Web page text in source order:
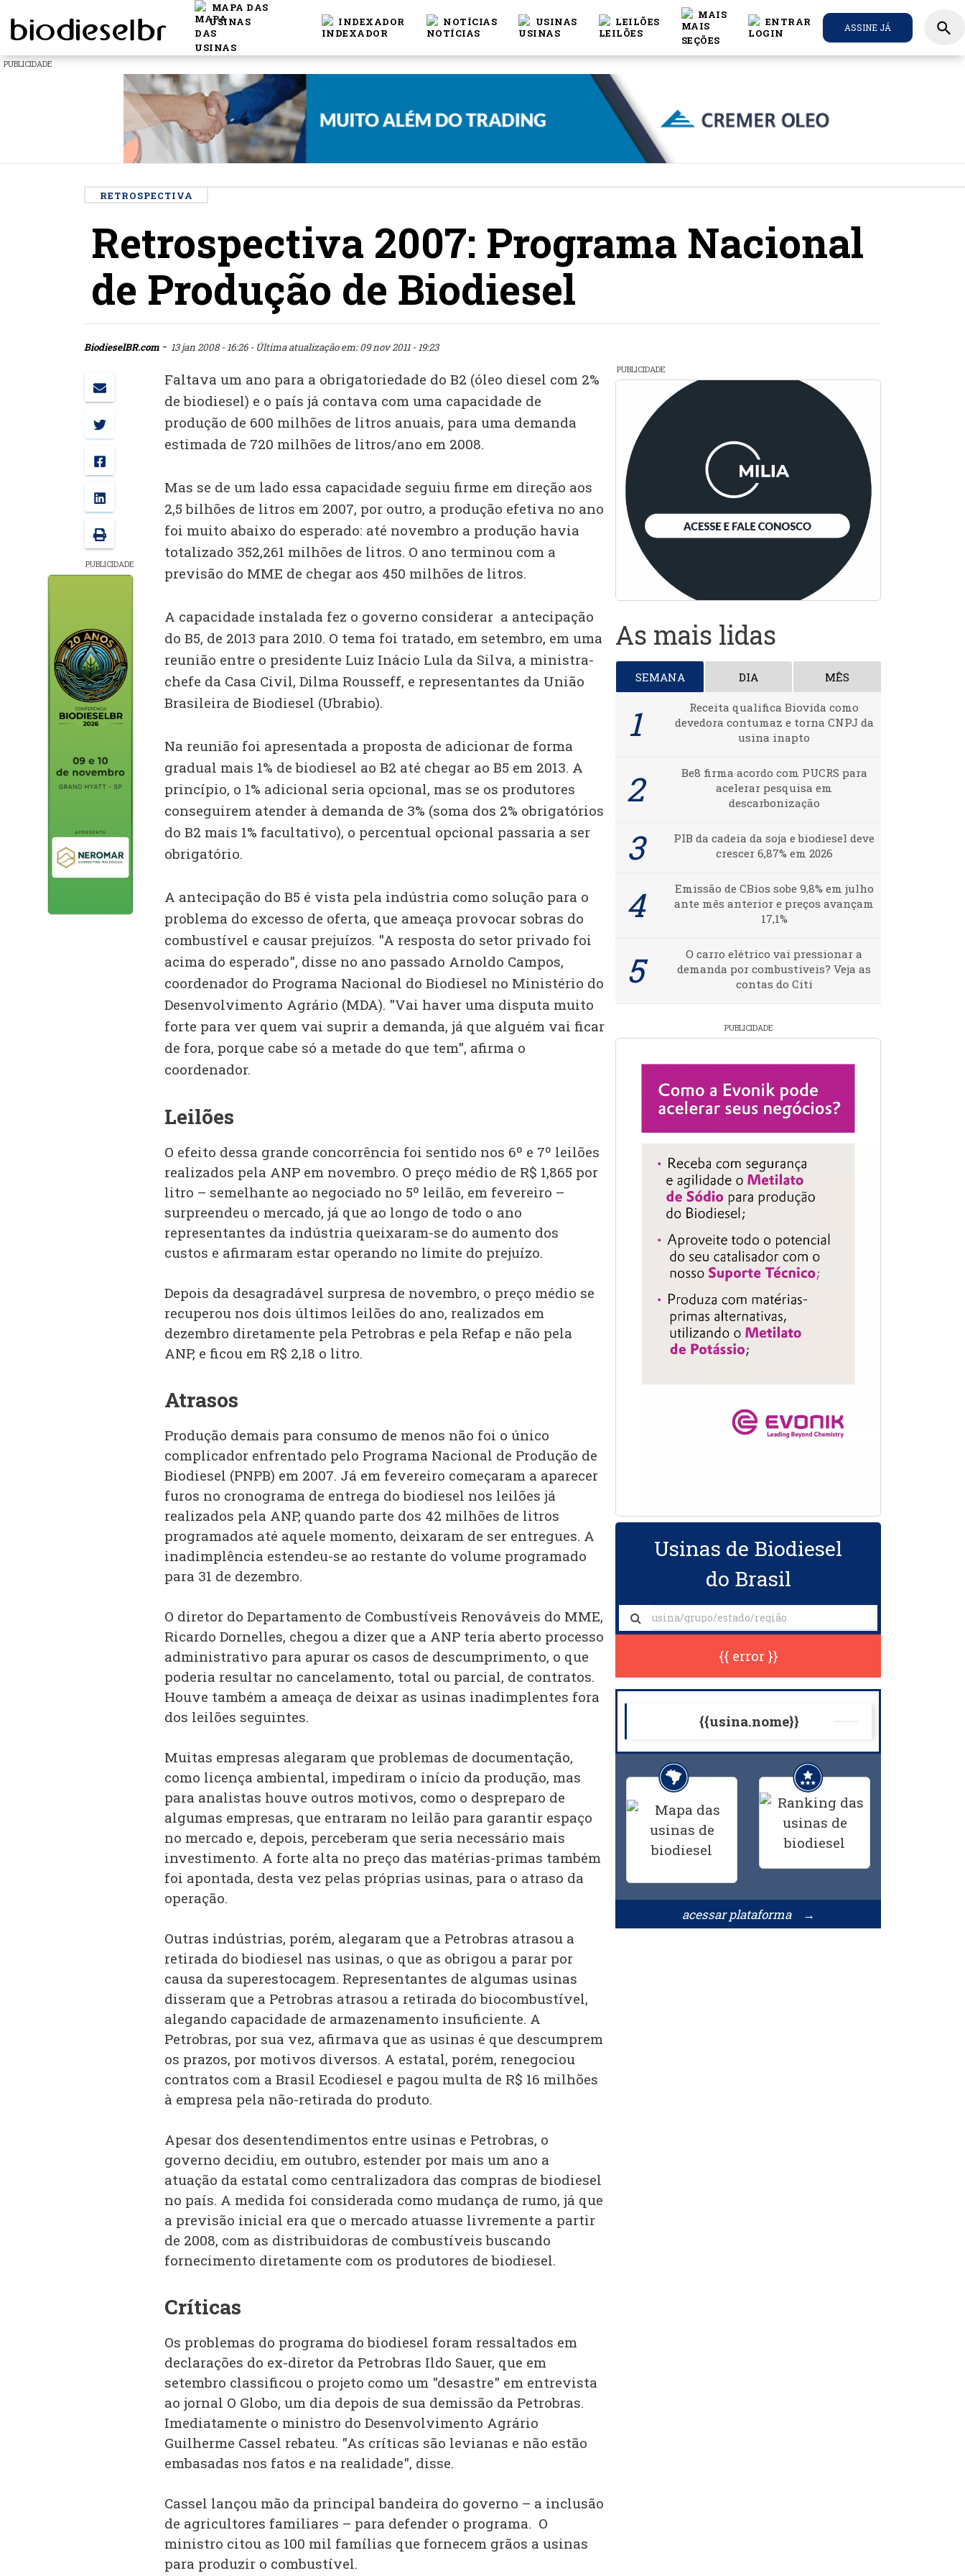
MAPA DAS
USINAS
INDEXADOR NOTÍCIAS USINAS LEILÕES
MAIS
ENTRAR ASSINE JÁ search
PUBLICIDADE
RETROSPECTIVA
Retrospectiva 2007: Programa Nacional
de Produção de Biodiesel
BiodieselBR.com- 13 jan 2008 - 16:26 - Última atualização em: 09 nov 2011 - 19:23
PUBLICIDADE
Faltava um ano para a obrigatoriedade do B2 (óleo diesel com 2%
de biodiesel) e o país já contava com uma capacidade de
produção de 600 milhões de litros anuais, para uma demanda
estimada de 720 milhões de litros/ano em 2008.
Mas se de um lado essa capacidade seguiu firme em direção aos
2,5 bilhões de litros em 2007, por outro, a produção efetiva no ano
foi muito abaixo do esperado: até novembro a produção havia
totalizado 352,261 milhões de litros. O ano terminou com a
previsão do MME de chegar aos 450 milhões de litros.
A capacidade instalada fez o governo considerar a antecipação
do B5, de 2013 para 2010. O tema foi tratado, em setembro, em uma
reunião entre o presidente Luiz Inácio Lula da Silva, a ministra-
chefe da Casa Civil, Dilma Rousseff, e representantes da União
Brasileira de Biodiesel (Ubrabio).
Na reunião foi apresentada a proposta de adicionar de forma
gradual mais 1% de biodiesel ao B2 até chegar ao B5 em 2013. A
princípio, o 1% adicional seria opcional, mas se os produtores
conseguirem atender à demanda de 3% (soma dos 2% obrigatórios
do B2 mais 1% facultativo), o percentual opcional passaria a ser
obrigatório.
A antecipação do B5 é vista pela indústria como solução para o
problema do excesso de oferta, que ameaça provocar sobras do
combustível e causar prejuízos. "A resposta do setor privado foi
acima do esperado", disse no ano passado Arnoldo Campos,
coordenador do Programa Nacional do Biodiesel no Ministério do
Desenvolvimento Agrário (MDA). "Vai haver uma disputa muito
forte para ver quem vai suprir a demanda, já que alguém vai ficar
de fora, porque cabe só a metade do que tem", afirma o
coordenador.
Leilões
O efeito dessa grande concorrência foi sentido nos 6º e 7º leilões
realizados pela ANP em novembro. O preço médio de R$ 1,865 por
litro – semelhante ao negociado no 5º leilão, em fevereiro –
surpreendeu o mercado, já que ao longo de todo o ano
representantes da indústria queixaram-se do aumento dos
custos e afirmaram estar operando no limite do prejuízo.
Depois da desagradável surpresa de novembro, o preço médio se
recuperou nos dois últimos leilões do ano, realizados em
dezembro diretamente pela Petrobras e pela Refap e não pela
ANP, e ficou em R$ 2,18 o litro.
Atrasos
Produção demais para consumo de menos não foi o único
complicador enfrentado pelo Programa Nacional de Produção de
Biodiesel (PNPB) em 2007. Já em fevereiro começaram a aparecer
furos no cronograma de entrega do biodiesel nos leilões já
realizados pela ANP, quando parte dos 42 milhões de litros
programados até aquele momento, deixaram de ser entregues. A
inadimplência estendeu-se ao restante do volume programado
para 31 de dezembro.
O diretor do Departamento de Combustíveis Renováveis do MME,
Ricardo Dornelles, chegou a dizer que a ANP teria aberto processo
administrativo para apurar os casos de descumprimento, o que
poderia resultar no cancelamento, total ou parcial, de contratos.
Houve também a ameaça de deixar as usinas inadimplentes fora
dos leilões seguintes.
Muitas empresas alegaram que problemas de documentação,
como licença ambiental, impediram o início da produção, mas
para analistas houve outros motivos, como o despreparo de
algumas empresas, que entraram no leilão para garantir espaço
no mercado e, depois, perceberam que seria necessário mais
investimento. A forte alta no preço das matérias-primas também
foi apontada, desta vez pelas próprias usinas, para o atraso da
operação.
Outras indústrias, porém, alegaram que a Petrobras atrasou a
retirada do biodiesel nas usinas, o que as obrigou a parar por
causa da superestocagem. Representantes de algumas usinas
disseram que a Petrobras atrasou a retirada do biocombustível,
alegando capacidade de armazenamento insuficiente. A
Petrobras, por sua vez, afirmava que as usinas é que descumprem
os prazos, por motivos diversos. A estatal, porém, renegociou
contratos com a Brasil Ecodiesel e pagou multa de R$ 16 milhões
à empresa pela não-retirada do produto.
Apesar dos desentendimentos entre usinas e Petrobras, o
governo decidiu, em outubro, estender por mais um ano a
atuação da estatal como centralizadora das compras de biodiesel
no país. A medida foi considerada como mudança de rumo, já que
a previsão inicial era que o mercado atuasse livremente a partir
de 2008, com as distribuidoras de combustíveis buscando
fornecimento diretamente com os produtores de biodiesel.
Críticas
Os problemas do programa do biodiesel foram ressaltados em
declarações do ex-diretor da Petrobras Ildo Sauer, que em
setembro classificou o projeto como um "desastre" em entrevista
ao jornal O Globo, um dia depois de sua demissão da Petrobras.
Imediatamente o ministro do Desenvolvimento Agrário
Guilherme Cassel rebateu. "As críticas são levianas e não estão
embasadas nos fatos e na realidade", disse.
Cassel lançou mão da principal bandeira do governo – a inclusão
de agricultores familiares – para defender o programa. O
ministro citou as 100 mil famílias que fornecem grãos a usinas
para produzir o combustível.
PUBLICIDADE
As mais lidas
SEMANA DIA MÊS
Receita qualifica Biovida como
devedora contumaz e torna CNPJ da
usina inapto
Be8 firma acordo com PUCRS para
acelerar pesquisa em
descarbonização
PIB da cadeia da soja e biodiesel deve
crescer 6,87% em 2026
Emissão de CBios sobe 9,8% em julho
ante mês anterior e preços avançam
17,1%
O carro elétrico vai pressionar a
demanda por combustíveis? Veja as
contas do Citi
PUBLICIDADE
Usinas de Biodiesel
do Brasil
{{ error }}
{{usina.nome}}
acessar plataforma →